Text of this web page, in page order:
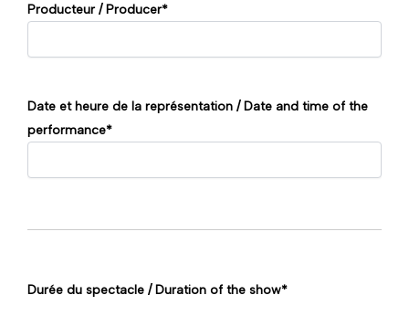
Producteur / Producer*
Date et heure de la représentation / Date and time of the
performance*
Durée du spectacle / Duration of the show*